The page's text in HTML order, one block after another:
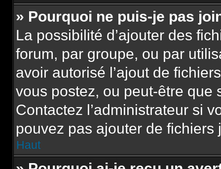
» Pourquoi ne puis-je pas
La possibilité d’ajouter des
forum, par groupe, ou par
avoir autorisé l’ajout de
vous postez, ou peut-être que
Contactez l’administrateur si
pouvez pas ajouter de fichiers
Haut